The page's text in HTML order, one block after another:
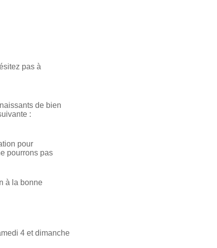
pas à
de bien
:
pour
pourrons pas
à la bonne
4 et dimanche